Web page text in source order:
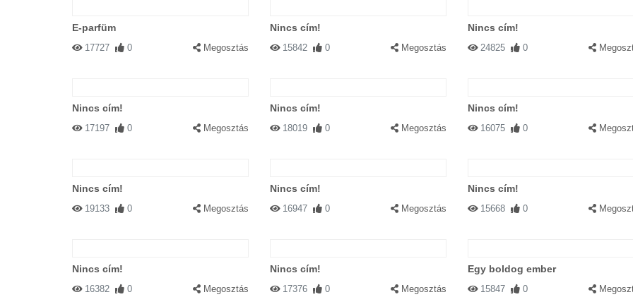
E-parfüm
17727 0 Megosztás
Nincs cím!
15842 0 Megosztás
Nincs cím!
24825 0
Nincs cím!
17197 0 Megosztás
Nincs cím!
18019 0 Megosztás
Nincs cím!
16075 0
Nincs cím!
19133 0 Megosztás
Nincs cím!
16947 0 Megosztás
Nincs cím!
15668 0
Nincs cím!
16382 0 Megosztás
Nincs cím!
17376 0 Megosztás
Egy boldog ember
15847 0